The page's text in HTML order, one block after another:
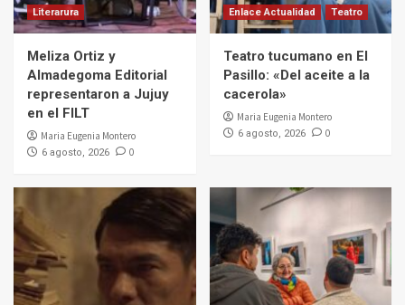
Literarura
Meliza Ortiz y
Almadegoma Editorial
representaron a Jujuy
en el FILT
Maria Eugenia Montero
6 agosto, 2026 0
Enlace Actualidad
Teatro
Teatro tucumano en El
Pasillo: «Del aceite a la
cacerola»
Maria Eugenia Montero
6 agosto, 2026 0